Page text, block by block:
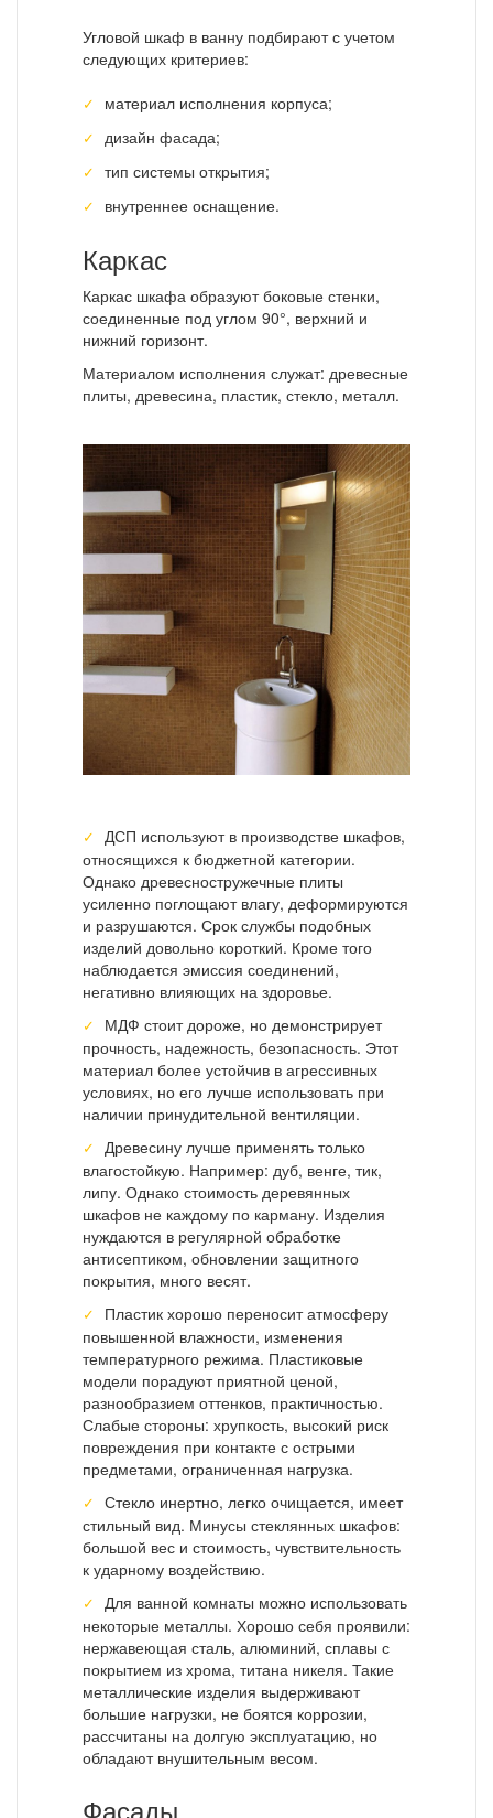
Угловой шкаф в ванну подбирают с учетом
следующих критериев:
материал исполнения корпуса;
дизайн фасада;
тип системы открытия;
внутреннее оснащение.
Каркас
Каркас шкафа образуют боковые стенки,
соединенные под углом 90°, верхний и
нижний горизонт.
Материалом исполнения служат: древесные
плиты, древесина, пластик, стекло, металл.
ДСП используют в производстве шкафов,
относящихся к бюджетной категории.
Однако древесностружечные плиты
усиленно поглощают влагу, деформируются
и разрушаются. Срок службы подобных
изделий довольно короткий. Кроме того
наблюдается эмиссия соединений,
негативно влияющих на здоровье.
МДФ стоит дороже, но демонстрирует
прочность, надежность, безопасность. Этот
материал более устойчив в агрессивных
условиях, но его лучше использовать при
наличии принудительной вентиляции.
Древесину лучше применять только
влагостойкую. Например: дуб, венге, тик,
липу. Однако стоимость деревянных
шкафов не каждому по карману. Изделия
нуждаются в регулярной обработке
антисептиком, обновлении защитного
покрытия, много весят.
Пластик хорошо переносит атмосферу
повышенной влажности, изменения
температурного режима. Пластиковые
модели порадуют приятной ценой,
разнообразием оттенков, практичностью.
Слабые стороны: хрупкость, высокий риск
повреждения при контакте с острыми
предметами, ограниченная нагрузка.
Стекло инертно, легко очищается, имеет
стильный вид. Минусы стеклянных шкафов:
большой вес и стоимость, чувствительность
к ударному воздействию.
Для ванной комнаты можно использовать
некоторые металлы. Хорошо себя проявили:
нержавеющая сталь, алюминий, сплавы с
покрытием из хрома, титана никеля. Такие
металлические изделия выдерживают
большие нагрузки, не боятся коррозии,
рассчитаны на долгую эксплуатацию, но
обладают внушительным весом.
Фасады